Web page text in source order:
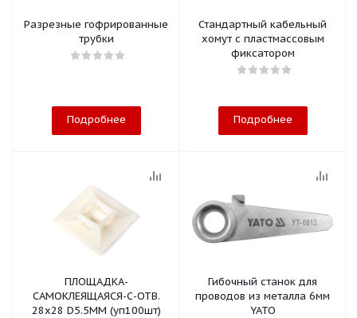
Разрезные гофрированные
трубки
Подробнее
Стандартный кабельный
хомут с пластмассовым
фиксатором
Подробнее
ПЛОЩАДКА-
САМОКЛЕЯЩАЯСЯ-С-ОТВ.
28x28 D5.5MM (уп100шт)
Гибочный станок для
проводов из металла 6мм
YATO